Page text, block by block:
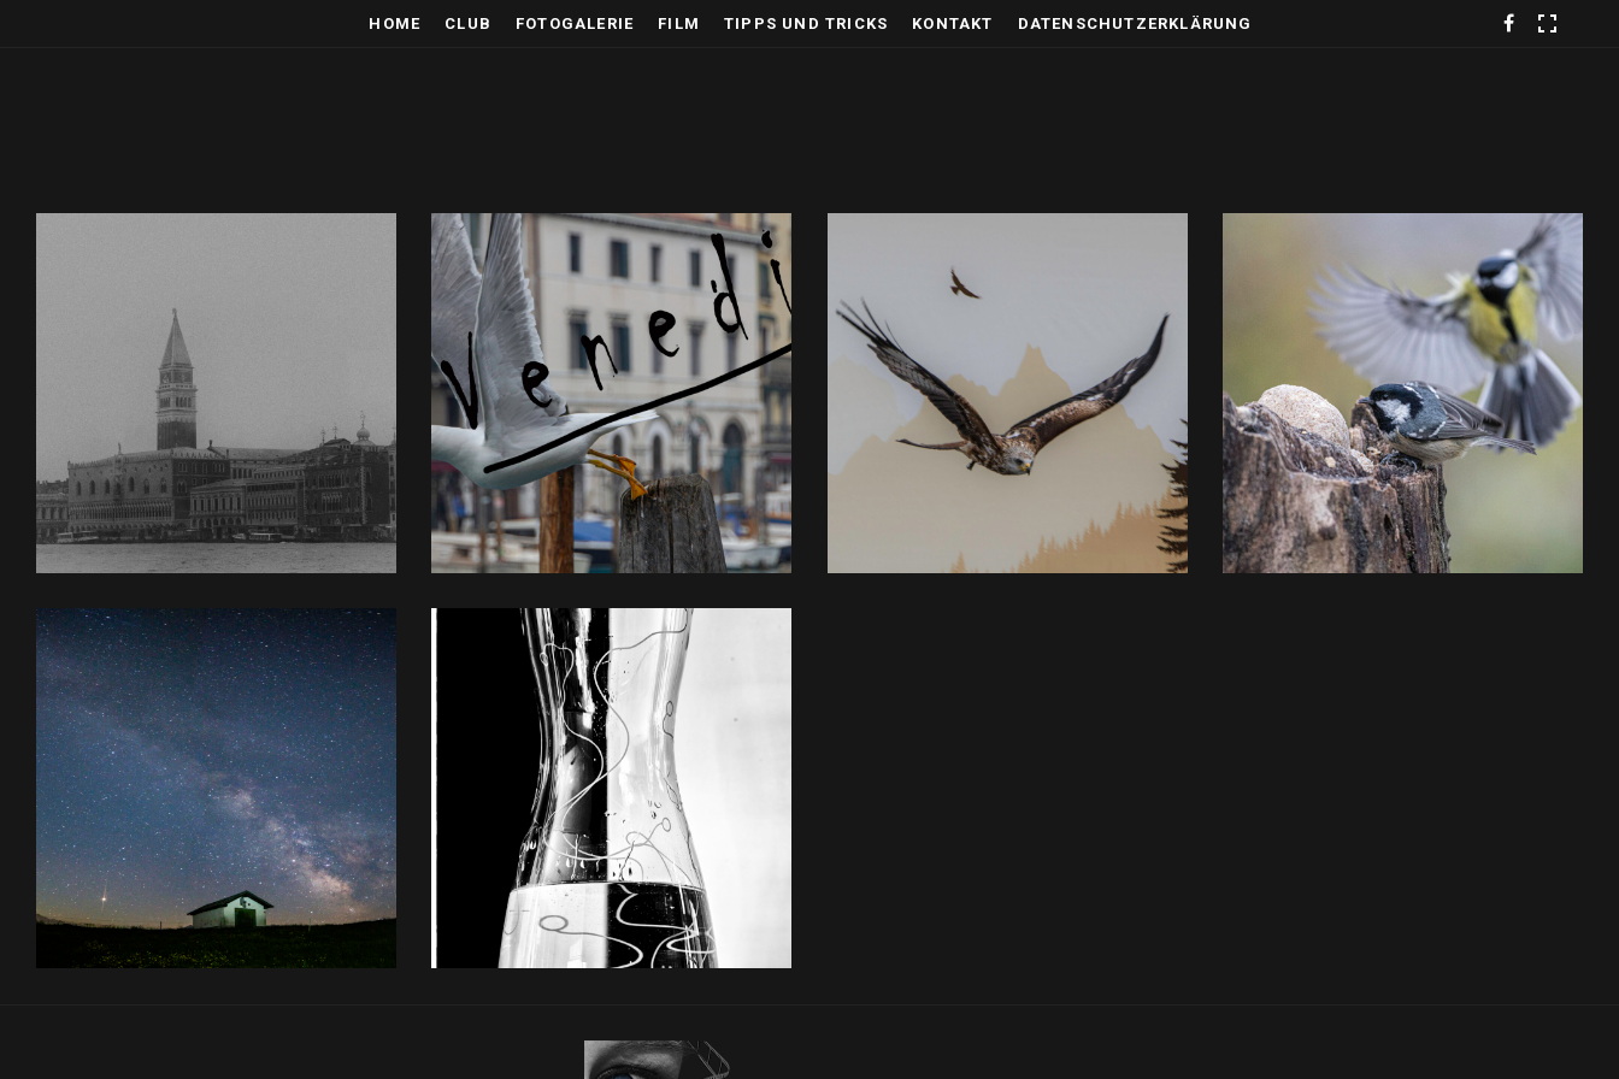
HOME CLUB FOTOGALERIE FILM TIPPS UND TRICKS KONTAKT DATENSCHUTZERKLÄRUNG